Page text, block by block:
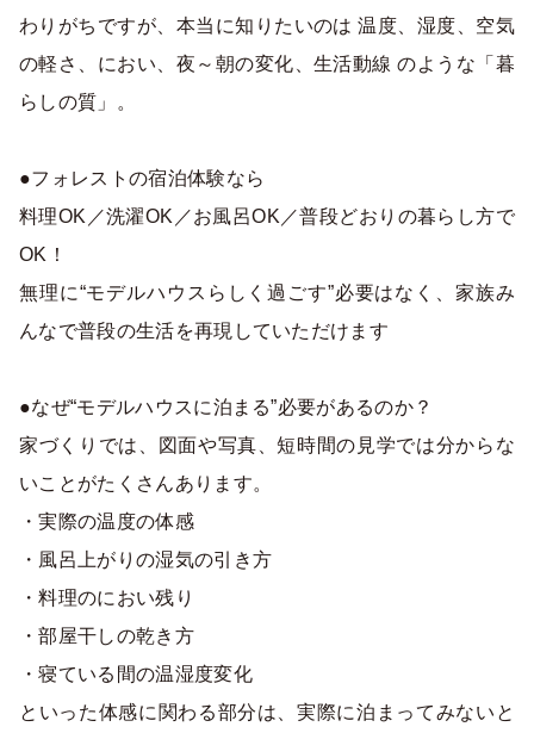
わりがちですが、本当に知りたいのは 温度、湿度、空気
の軽さ、におい、夜～朝の変化、生活動線 のような「暮
らしの質」。
●フォレストの宿泊体験なら
料理OK／洗濯OK／お風呂OK／普段どおりの暮らし方で
OK！
無理に“モデルハウスらしく過ごす”必要はなく、家族み
んなで普段の生活を再現していただけます
●なぜ“モデルハウスに泊まる”必要があるのか？
家づくりでは、図面や写真、短時間の見学では分からな
いことがたくさんあります。
・実際の温度の体感
・風呂上がりの湿気の引き方
・料理のにおい残り
・部屋干しの乾き方
・寝ている間の温湿度変化
といった体感に関わる部分は、実際に泊まってみないと